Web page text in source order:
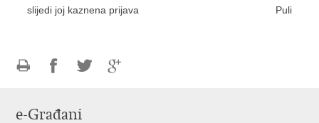
slijedi joj kaznena prijava
Puli
FacebookuTwitteru
e-Građani